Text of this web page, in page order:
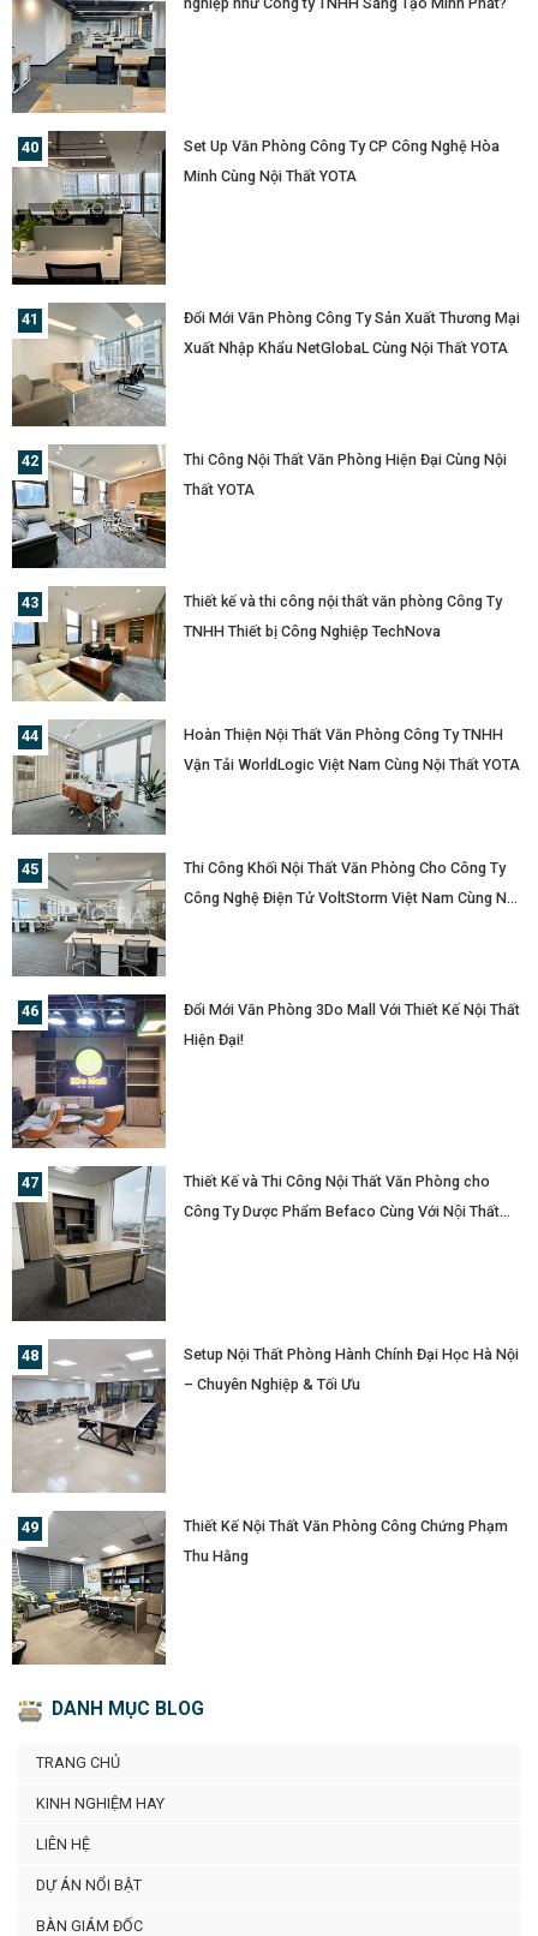
Set Up Văn Phòng Công Ty CP Công Nghệ Hòa
Minh Cùng Nội Thất YOTA
Đổi Mới Văn Phòng Công Ty Sản Xuất Thương Mại
Xuất Nhập Khẩu NetGlobaL Cùng Nội Thất YOTA
Thi Công Nội Thất Văn Phòng Hiện Đại Cùng Nội
Thất YOTA
Thiết kế và thi công nội thất văn phòng Công Ty
TNHH Thiết bị Công Nghiệp TechNova
Hoàn Thiện Nội Thất Văn Phòng Công Ty TNHH
Vận Tải WorldLogic Việt Nam Cùng Nội Thất YOTA
Thi Công Khối Nội Thất Văn Phòng Cho Công Ty
Công Nghệ Điện Tử VoltStorm Việt Nam Cùng Nội
Đổi Mới Văn Phòng 3Do Mall Với Thiết Kế Nội Thất
Hiện Đại!
Thiết Kế và Thi Công Nội Thất Văn Phòng cho
Công Ty Dược Phẩm Befaco Cùng Với Nội Thất
Setup Nội Thất Phòng Hành Chính Đại Học Hà Nội
– Chuyên Nghiệp & Tối Ưu
Thiết Kế Nội Thất Văn Phòng Công Chứng Phạm
Thu Hằng
DANH MỤC BLOG
TRANG CHỦ
KINH NGHIỆM HAY
LIÊN HỆ
DỰ ÁN NỔI BẬT
BÀN GIÁM ĐỐC